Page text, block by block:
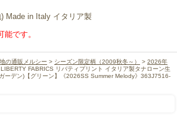
Made in Italy イタリア製
です。
の通販メルシー > シーズン限定柄（2009秋冬～） > 2026年
FABRICS リバティプリント イタリア製タナローン生
ーデン)【グリーン】《2026SS Summer Melody》363J7516-